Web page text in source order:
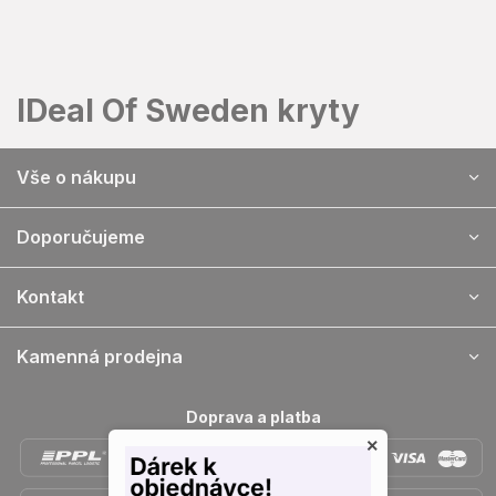
IDeal Of Sweden kryty
p
Vše o nákupu
Doporučujeme
Kontakt
Kamenná prodejna
Doprava a platba
×